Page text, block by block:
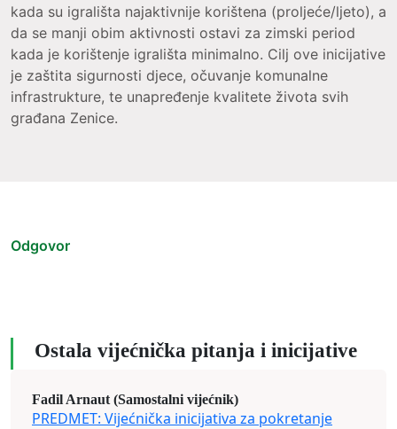
kada su igrališta najaktivnije korištena (proljeće/ljeto), a
da se manji obim aktivnosti ostavi za zimski period
kada je korištenje igrališta minimalno. Cilj ove inicijative
je zaštita sigurnosti djece, očuvanje komunalne
infrastrukture, te unapređenje kvalitete života svih
građana Zenice.
Odgovor
Ostala vijećnička pitanja i inicijative
Fadil Arnaut (Samostalni vijećnik)
PREDMET: Vijećnička inicijativa za pokretanje